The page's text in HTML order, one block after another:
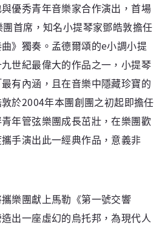
優秀青年音樂家合作演出，首場
首席，知名小提琴家鄧皓敦擔任
》獨奏。孟德爾頌的e小調小提
世紀最偉大的作品之一，小提琴
有內涵，且在音樂中隱藏珍寶的
於2004年本團創團之初起即擔任
年管弦樂團成長茁壯，在樂團歡
手演出此一經典作品，意義非
樂團獻上馬勒《第一號交響
出一座虛幻的烏托邦，為現代人